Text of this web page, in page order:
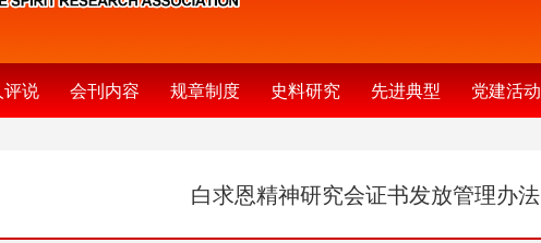
说 会刊内容 规章制度 史料研究 先进典型 党建活动
白求恩精神研究会证书发放管理办法